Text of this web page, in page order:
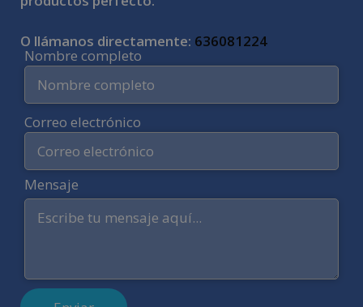
O llámanos directamente: 636081224
Nombre completo
Correo electrónico
Mensaje